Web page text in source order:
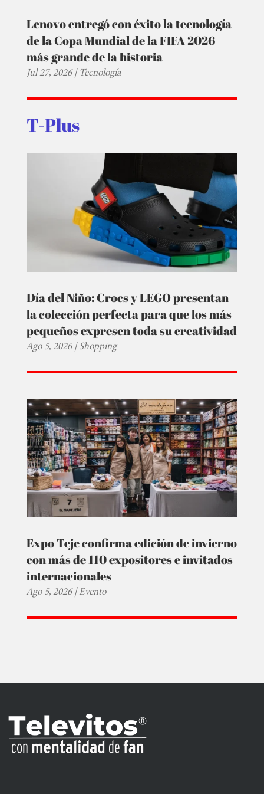
Lenovo entregó con éxito la tecnología
de la Copa Mundial de la FIFA 2026
más grande de la historia
Jul 27, 2026|Tecnología
T-Plus
Día del Niño: Crocs y LEGO presentan
la colección perfecta para que los más
pequeños expresen toda su creatividad
Ago 5, 2026|Shopping
Expo Teje confirma edición de invierno
con más de 110 expositores e invitados
internacionales
Ago 5, 2026|Evento